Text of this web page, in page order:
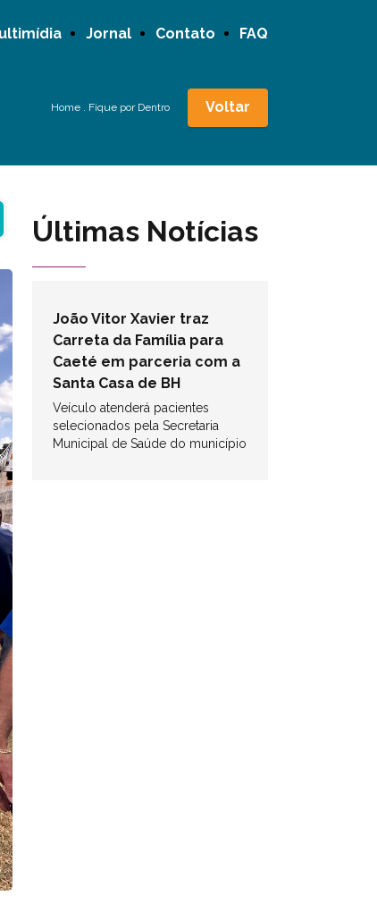
Jornal Contato FAQ
Home . Fique por Dentro Voltar
Últimas Notícias
João Vitor Xavier traz
Carreta da Família para
Caeté em parceria com a
Santa Casa de BH
Veículo atenderá pacientes
selecionados pela Secretaria
Municipal de Saúde do município